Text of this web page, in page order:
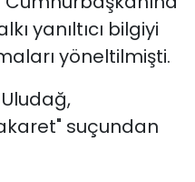
yanıltıcı bilgiyi
yöneltilmişti.
suçundan